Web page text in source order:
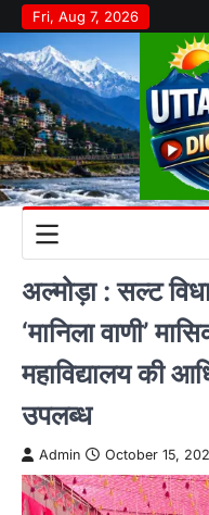
Skip
to
content
Fri, Aug 7, 2026
अल्मोड़ा : सल्ट
‘मानिला वाणी’
महाविद्यालय की
उपलब्ध
Admin October 15,